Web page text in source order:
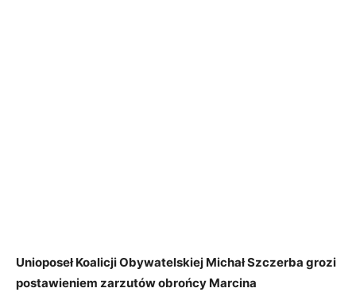
Unioposeł Koalicji Obywatelskiej Michał Szczerba grozi
postawieniem zarzutów obrońcy Marcina